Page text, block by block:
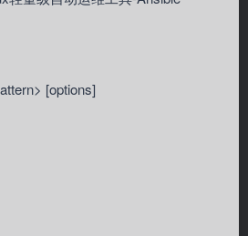
[options]